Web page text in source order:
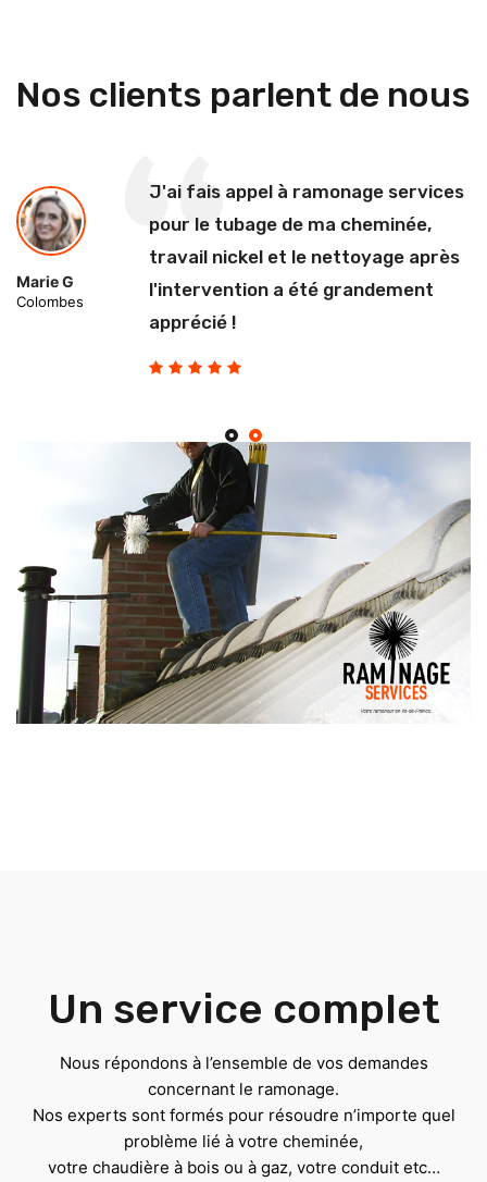
Nos clients parlent de nous
Marie G
Colombes
J'ai fais appel à ramonage services
pour le tubage de ma cheminée,
travail nickel et le nettoyage après
l'intervention a été grandement
apprécié !
Un service complet
Nous répondons à l’ensemble de vos demandes
concernant le ramonage.
Nos experts sont formés pour résoudre n’importe quel
problème lié à votre cheminée,
votre chaudière à bois ou à gaz, votre conduit etc…